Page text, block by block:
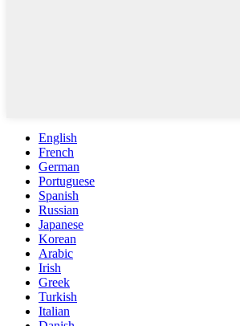
English
French
German
Portuguese
Spanish
Russian
Japanese
Korean
Arabic
Irish
Greek
Turkish
Italian